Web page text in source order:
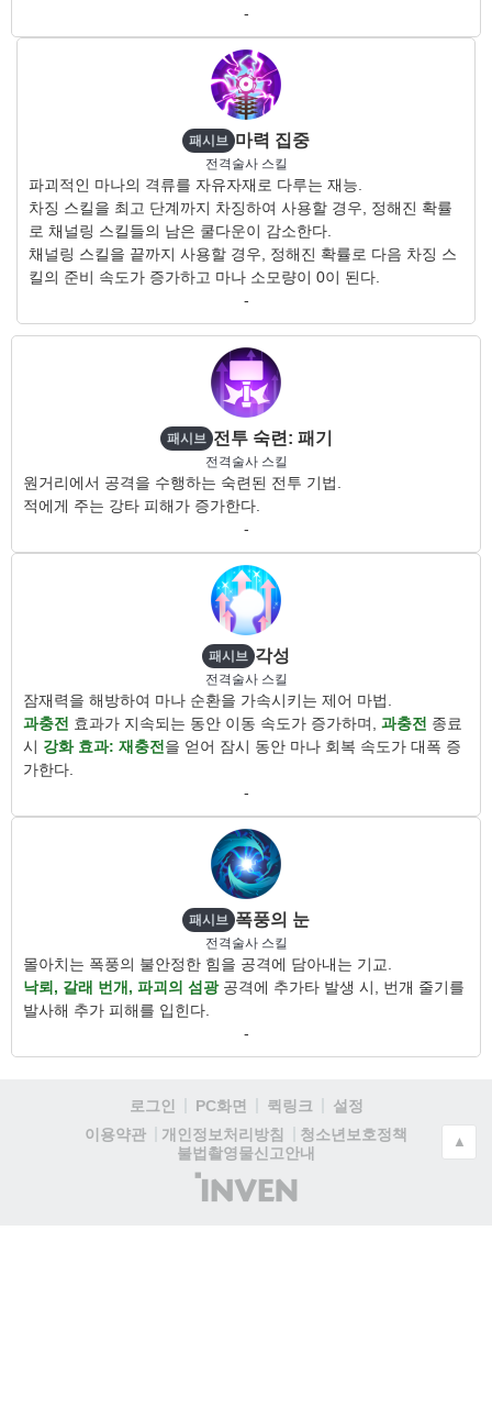
-
패시브 마력 집중
전격술사 스킬
파괴적인 마나의 격류를 자유자재로 다루는 재능.
차징 스킬을 최고 단계까지 차징하여 사용할 경우, 정해진 확률
로 채널링 스킬들의 남은 쿨다운이 감소한다.
채널링 스킬을 끝까지 사용할 경우, 정해진 확률로 다음 차징 스
킬의 준비 속도가 증가하고 마나 소모량이 0이 된다.
-
패시브 전투 숙련: 패기
전격술사 스킬
원거리에서 공격을 수행하는 숙련된 전투 기법.
적에게 주는 강타 피해가 증가한다.
-
패시브 각성
전격술사 스킬
잠재력을 해방하여 마나 순환을 가속시키는 제어 마법.
과충전 효과가 지속되는 동안 이동 속도가 증가하며, 과충전 종료
시 강화 효과: 재충전 을 얻어 잠시 동안 마나 회복 속도가 대폭 증
가한다.
-
패시브 폭풍의 눈
전격술사 스킬
몰아치는 폭풍의 불안정한 힘을 공격에 담아내는 기교.
낙뢰, 갈래 번개, 파괴의 섬광공격에 추가타 발생 시, 번개 줄기를
발사해 추가 피해를 입힌다.
-
로그인 PC화면 퀵링크
설정
이용약관
개인정보처리방침
청소년보호정책
불법촬영물신고안내
(주)
인
▲